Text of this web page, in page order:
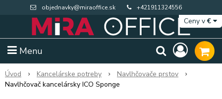
objednavky@miraoffice.sk +421911324556
Menu
Ceny v€
Úvod Kancelárske potreby
Navlhčovače prstov
Navlhčovač kancelársky ICO Sponge